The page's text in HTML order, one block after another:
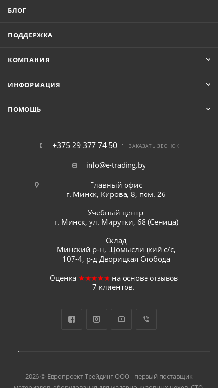
БЛОГ
ПОДДЕРЖКА
КОМПАНИЯ
ИНФОРМАЦИЯ
ПОМОЩЬ
+375 29 377 74 50 ЗАКАЗАТЬ ЗВОНОК
info@e-trading.by
Главный офис
г. Минск, Кирова, 8, пом. 26
Учебный центр
г. Минск, ул. Мирутки, 68 (Сеница)
Склад
Минский р-н, Щомыслицкий с/с,
107-4, р-д Дворицкая Слобода
Оценка ★★★★★ на основе отзывов
7 клиентов.
2026 © Европроект Tрейдинг ООО - первый поставщик